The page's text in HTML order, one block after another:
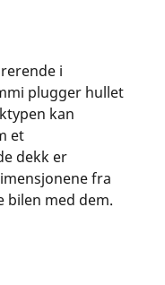
i
plugger hullet
kan
et
dekk er
fra
bilen med dem.